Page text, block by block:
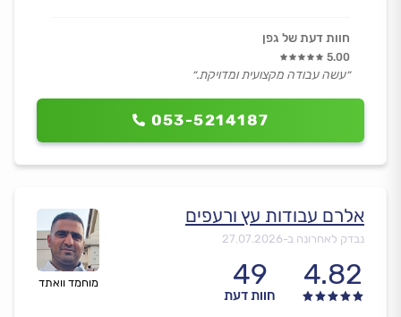
053-5214187
חוות דעת של גפן
5.00
״עשה עבודה מקצועית ומדויקת.״
מוחמד וואתד
אלרם עבודות עץ ורעפים
נבדק לאחרונה ב-27.07.2026
4.82
49
חוות דעת